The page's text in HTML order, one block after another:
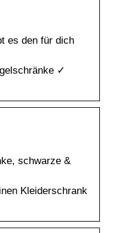
es den für dich
✓
schwarze &
Kleiderschrank